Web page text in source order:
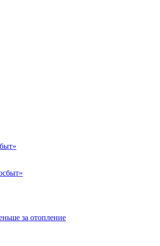
за отопление